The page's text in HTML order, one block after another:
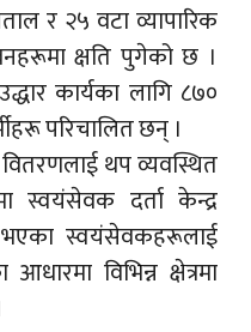
र २५ वटा व्यापारिक
क्षति पुगेको छ ।
कार्यका लागि ८७०
परिचालित छन् ।
वितरणलाई थप व्यवस्थित
स्वयंसेवक दर्ता केन्द्र
भएका स्वयंसेवकहरूलाई
विभिन्न क्षेत्रमा